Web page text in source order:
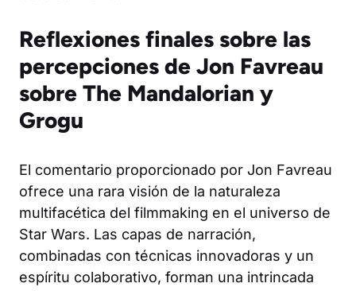
Reflexiones finales sobre las
percepciones de Jon Favreau
sobre The Mandalorian y
Grogu
El comentario proporcionado por Jon Favreau
ofrece una rara visión de la naturaleza
multifacética del filmmaking en el universo de
Star Wars. Las capas de narración,
combinadas con técnicas innovadoras y un
espíritu colaborativo, forman una intrincada